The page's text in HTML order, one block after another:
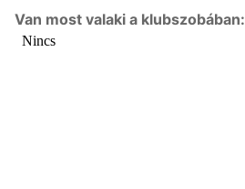
Van most valaki a klubszobában: